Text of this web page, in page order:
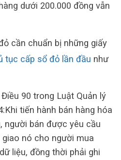
dưới 200.000 đồng vẫn
cần chuẩn bị những giấy
tục cấp sổ đỏ lần đầu như
90 trong Luật Quản lý
tiến hành bán hàng hóa
người bán được yêu cầu
nó cho người mua
liệu, đồng thời phải ghi